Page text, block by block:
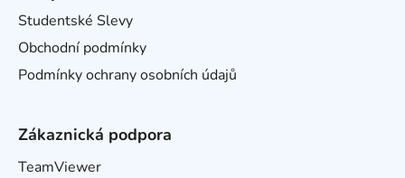
Studentské Slevy
Obchodní podmínky
Podmínky ochrany osobních údajů
Zákaznická podpora
TeamViewer